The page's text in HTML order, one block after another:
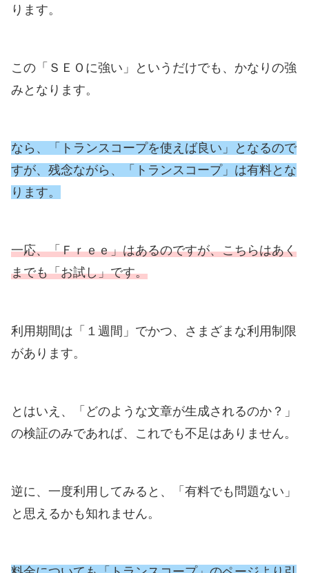
ります。
この「ＳＥＯに強い」というだけでも、かなりの強
みとなります。
なら、「トランスコープを使えば良い」となるので
すが、残念ながら、「トランスコープ」は有料とな
ります。
一応、「Ｆｒｅｅ」はあるのですが、こちらはあく
までも「お試し」です。
利用期間は「１週間」でかつ、さまざまな利用制限
があります。
とはいえ、「どのような文章が生成されるのか？」
の検証のみであれば、これでも不足はありません。
逆に、一度利用してみると、「有料でも問題ない」
と思えるかも知れません。